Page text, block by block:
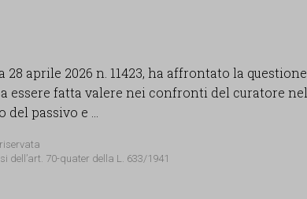
28 aprile 2026 n. 11423, ha affrontato la questione
essere fatta valere nei confronti del curatore nel
passivo e ...
dell’art. 70-quater della L. 633/1941